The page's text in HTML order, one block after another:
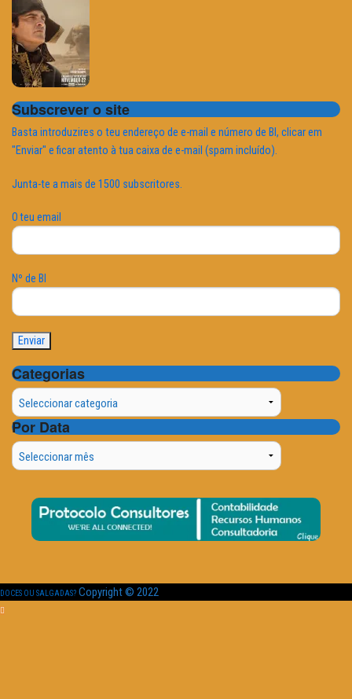
Subscrever o site
Basta introduzires o teu endereço de e-mail e número de BI, clicar em
"Enviar" e ficar atento à tua caixa de e-mail (spam incluído).
Junta-te a mais de 1500 subscritores.
O teu email
Nº de BI
Categorias
Categorias
Por Data
Por
Data
DOCES OU SALGADAS? Copyright © 2022